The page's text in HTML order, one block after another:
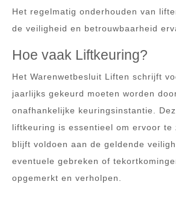
Het regelmatig onderhouden van
de veiligheid en betrouwbaarheid
Hoe vaak Liftkeuring?
Het Warenwetbesluit Liften schrijft
jaarlijks gekeurd moeten worden
onafhankelijke keuringsinstantie.
liftkeuring is essentieel om ervoor te
blijft voldoen aan de geldende
eventuele gebreken of
opgemerkt en verholpen.